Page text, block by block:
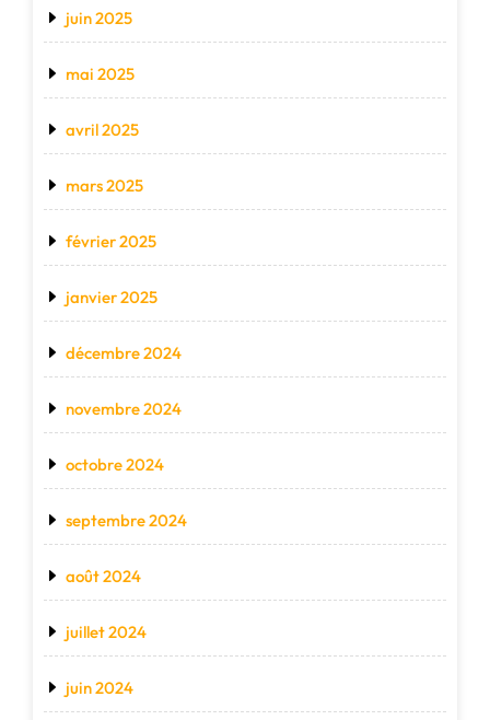
juin 2025
mai 2025
avril 2025
mars 2025
février 2025
janvier 2025
décembre 2024
novembre 2024
octobre 2024
septembre 2024
août 2024
juillet 2024
juin 2024